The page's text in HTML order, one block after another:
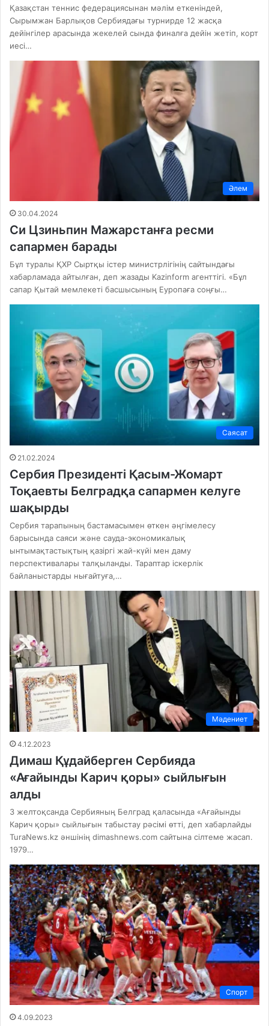
Қазақстан теннис федерациясынан мәлім еткеніндей,
Сырымжан Барлықов Сербиядағы турнирде 12 жасқа
дейінгілер арасында жекелей сында финалға дейін жетіп, корт
иесі…
Әлем
30.04.2024
Си Цзиньпин Мажарстанға ресми
сапармен барады
Бұл туралы ҚХР Сыртқы істер министрлігінің сайтындағы
хабарламада айтылған, деп жазады Kazinform агенттігі. «Бұл
сапар Қытай мемлекеті басшысының Еуропаға соңғы…
Саясат
21.02.2024
Сербия Президенті Қасым-Жомарт
Тоқаевты Белградқа сапармен келуге
шақырды
Сербия тарапының бастамасымен өткен әңгімелесу
барысында саяси және сауда-экономикалық
ынтымақтастықтың қазіргі жай-күйі мен даму
перспективалары талқыланды. Тараптар іскерлік
байланыстарды нығайтуға,…
Мәдениет
4.12.2023
Димаш Құдайберген Сербияда
«Ағайынды Карич қоры» сыйлығын
алды
3 желтоқсанда Сербияның Белград қаласында «Ағайынды
Карич қоры» сыйлығын табыстау рәсімі өтті, деп хабарлайды
TuraNews.kz әншінің dimashnews.com сайтына сілтеме жасап.
1979…
Спорт
4.09.2023